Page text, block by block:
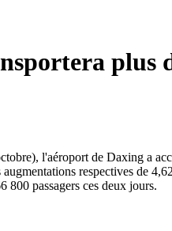
plus
l'aéroport de Daxing a
respectives de
800 passagers ces deux jours.